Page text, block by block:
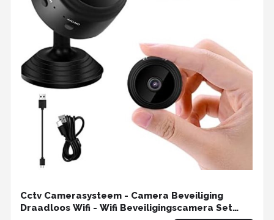
Cctv Camerasysteem - Camera Beveiliging
Draadloos Wifi - Wifi Beveiligingscamera Set